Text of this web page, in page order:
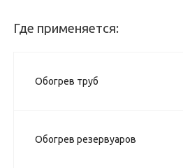
Где применяется:
Обогрев труб
Обогрев резервуаров